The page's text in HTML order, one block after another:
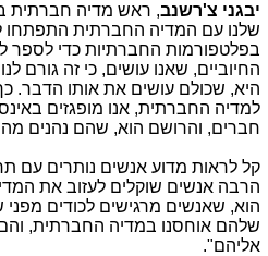
יבגני צ'רשנב, ראש מדיה חברתית
שלנו עם המדיה החברתית התפתחו
בפלטפורמות החברתיות כדי לספר
החיוביים, שאנו עושים, כי זה גורם
היא, שכולם עושים את אותו הדבר.
למדיה החברתית, אנו מופגזים
חברים, והרושם הוא, שהם נהנים
קל לראות מדוע אנשים נותרים עם
הרבה אנשים שוקלים לעזוב את
הוא, שאנשים מרגישים לכודים מפני
שלהם אוחסנו במדיה החברתית,
אליהם".